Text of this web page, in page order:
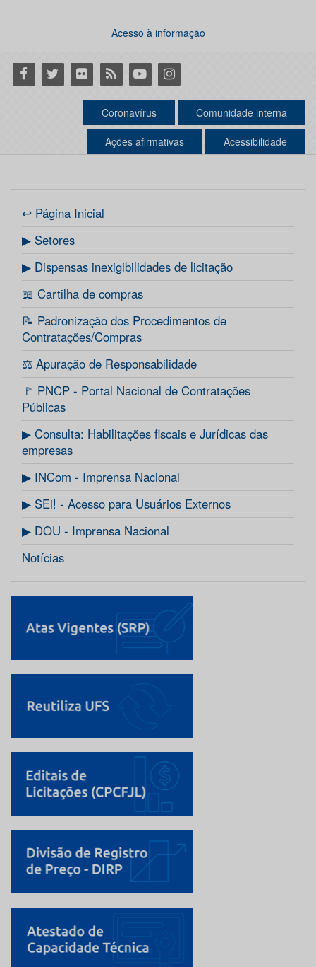
Acesso à informação
Facebook
Twitter Flickr RSS YoutubeInstagram
Coronavírus Comunidade interna
Ações afirmativas Acessibilidade
↩ Página Inicial
▶ Setores
▶ Dispensas inexigibilidades de licitação
📖 Cartilha de compras
📝 Padronização dos Procedimentos de
Contratações/Compras
⚖️ Apuração de Responsabilidade
🚩 PNCP - Portal Nacional de Contratações
Públicas
▶ Consulta: Habilitações fiscais e Jurídicas das
empresas
▶ INCom - Imprensa Nacional
▶ SEi! - Acesso para Usuários Externos
▶ DOU - Imprensa Nacional
Notícias